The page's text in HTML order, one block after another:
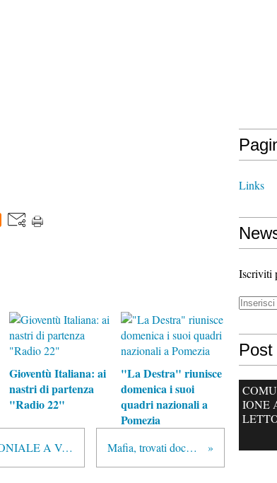
Gioventù Italiana: ai
nastri di partenza
"Radio 22"
"La Destra" riunisce
domenica i suoi
quadri nazionali a
Pomezia
FASCISMO: MINISTRO AFRICA COLONIALE A VATICANO, BISOGNA EVITARE NASCITA MULATTI Mafia, trovati documenti nel covo di Nicchi
Links
Iscriviti
IONE